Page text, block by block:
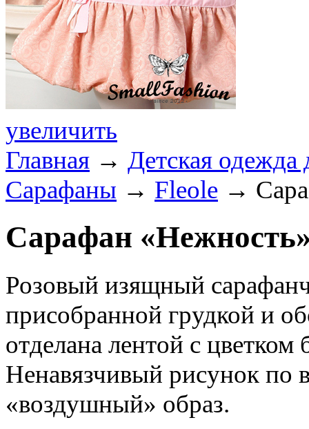
увеличить
Главная → Детская одежда
Сарафаны → Fleole →
Сарафан
Розовый изящный
присобранной грудкой и
отделана лентой с цветком
Ненавязчивый рисунок по
«воздушный» образ.